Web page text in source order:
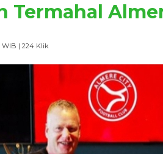
Termahal
WIB | 224 Klik